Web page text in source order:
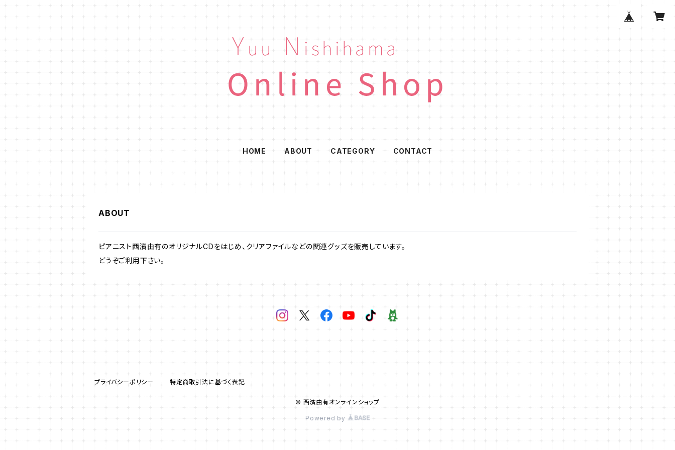
HOME ABOUT CATEGORY CONTACT
ABOUT
ピアニスト西濱由有のオリジナルCDをはじめ、クリアファイルなどの関連グッズを販売しています。
どうぞご利用下さい。
プライバシーポリシー 特定商取引法に基づく表記
© 西濱由有オンラインショップ
Powered by